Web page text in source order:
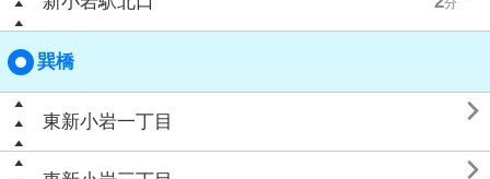
巽橋
東新小岩一丁目 
